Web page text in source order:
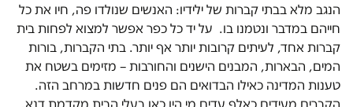
הנגב מלא בבתי קברות של ילידיו: האנשים שנולדו פה, חיו את כל
חייהם במדבר ונטמנו בו. על יד כל כפר אפשר למצוא לפחות בית
קברות אחד, לעיתים קרובות יותר אף יותר. בתי הקברות, בורות
המים, הבארות, המבנים הישנים והחורבות – מזימים בשטח את
טענות המדינה כאילו הבדואים הם פנים חדשות במרחב הזה.
הקברים מעידים כאלף עדים מי היו כאן בעלי הבית מקדמת דנא.